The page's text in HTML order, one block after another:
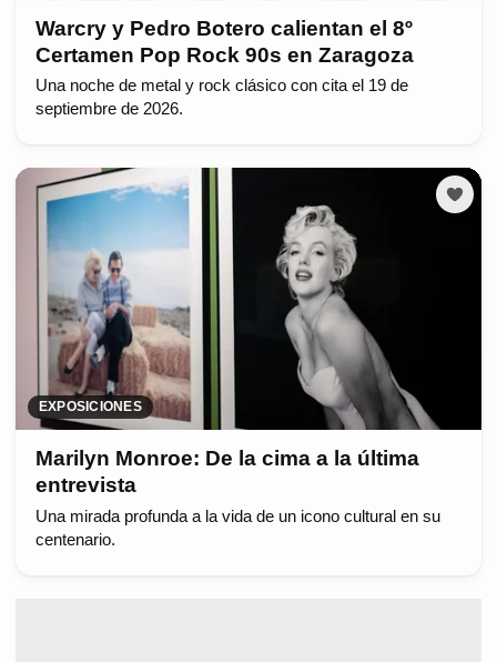
Warcry y Pedro Botero calientan el 8º
Certamen Pop Rock 90s en Zaragoza
Una noche de metal y rock clásico con cita el 19 de
septiembre de 2026.
EXPOSICIONES
Marilyn Monroe: De la cima a la última
entrevista
Una mirada profunda a la vida de un icono cultural en su
centenario.